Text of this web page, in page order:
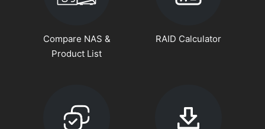
Compare NAS &
Product List
RAID Calculator